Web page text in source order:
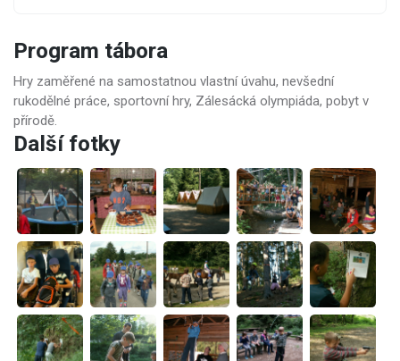
Program tábora
Hry zaměřené na samostatnou vlastní úvahu, nevšední
rukodělné práce, sportovní hry, Zálesácká olympiáda, pobyt v
přírodě.
Další fotky